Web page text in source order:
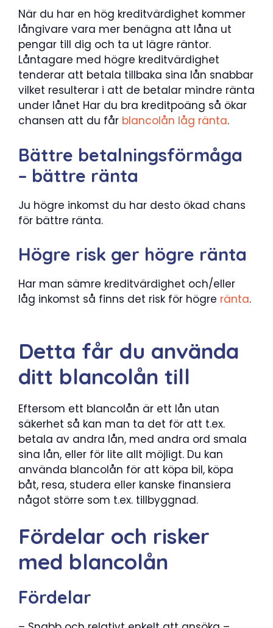
När du har en hög kreditvärdighet kommer
långivare vara mer benägna att låna ut
pengar till dig och ta ut lägre räntor.
Låntagare med högre kreditvärdighet
tenderar att betala tillbaka sina lån snabbar
vilket resulterar i att de betalar mindre ränta
under lånet Har du bra kreditpoäng så ökar
chansen att du får blancolån låg ränta.
Bättre betalningsförmåga
– bättre ränta
Ju högre inkomst du har desto ökad chans
för bättre ränta.
Högre risk ger högre ränta
Har man sämre kreditvärdighet och/eller
låg inkomst så finns det risk för högre ränta.
Detta får du använda
ditt blancolån till
Eftersom ett blancolån är ett lån utan
säkerhet så kan man ta det för att t.ex.
betala av andra lån, med andra ord smala
sina lån, eller för lite allt möjligt. Du kan
använda blancolån för att köpa bil, köpa
båt, resa, studera eller kanske finansiera
något större som t.ex. tillbyggnad.
Fördelar och risker
med blancolån
Fördelar